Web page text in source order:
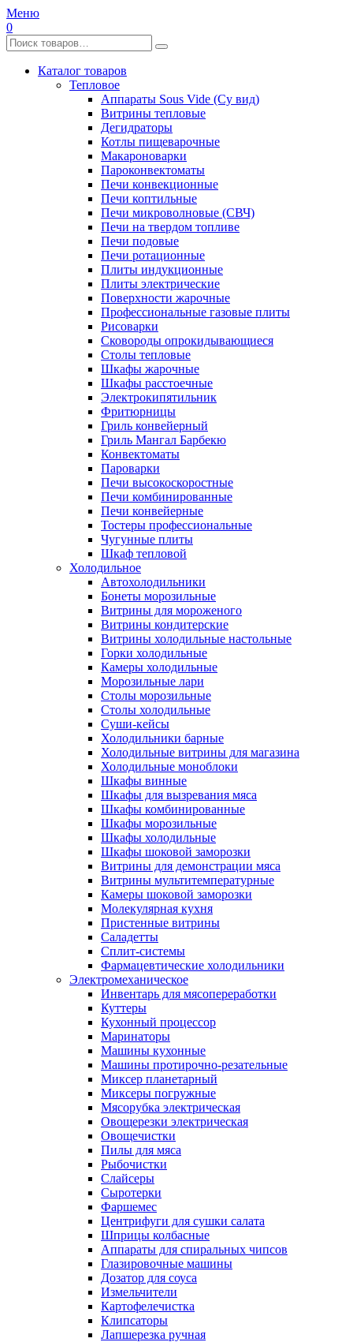
Меню
0
Каталог товаров
Тепловое
Аппараты Sous Vide (Су вид)
Витрины тепловые
Дегидраторы
Котлы пищеварочные
Макароноварки
Пароконвектоматы
Печи конвекционные
Печи коптильные
Печи микроволновые (СВЧ)
Печи на твердом топливе
Печи подовые
Печи ротационные
Плиты индукционные
Плиты электрические
Поверхности жарочные
Профессиональные газовые плиты
Рисоварки
Сковороды опрокидывающиеся
Столы тепловые
Шкафы жарочные
Шкафы расстоечные
Электрокипятильник
Фритюрницы
Гриль конвейерный
Гриль Мангал Барбекю
Конвектоматы
Пароварки
Печи высокоскоростные
Печи комбинированные
Печи конвейерные
Тостеры профессиональные
Чугунные плиты
Шкаф тепловой
Холодильное
Автохолодильники
Бонеты морозильные
Витрины для мороженого
Витрины кондитерские
Витрины холодильные настольные
Горки холодильные
Камеры холодильные
Морозильные лари
Столы морозильные
Столы холодильные
Суши-кейсы
Холодильники барные
Холодильные витрины для магазина
Холодильные моноблоки
Шкафы винные
Шкафы для вызревания мяса
Шкафы комбинированные
Шкафы морозильные
Шкафы холодильные
Шкафы шоковой заморозки
Витрины для демонстрации мяса
Витрины мультитемпературные
Камеры шоковой заморозки
Молекулярная кухня
Пристенные витрины
Саладетты
Сплит-системы
Фармацевтические холодильники
Электромеханическое
Инвентарь для мясопереработки
Куттеры
Кухонный процессор
Маринаторы
Машины кухонные
Машины протирочно-резательные
Миксер планетарный
Миксеры погружные
Мясорубка электрическая
Овощерезки электрическая
Овощечистки
Пилы для мяса
Рыбочистки
Слайсеры
Сыротерки
Фаршемес
Центрифуги для сушки салата
Шприцы колбасные
Аппараты для спиральных чипсов
Глазировочные машины
Дозатор для соуса
Измельчители
Картофелечистка
Клипсаторы
Лапшерезка ручная